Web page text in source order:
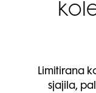
Limitirana
sjajila,